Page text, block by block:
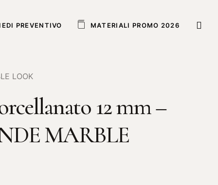
PREVENTIVO MAT ERIALI PROMO 2026
LOOK
12 mm –
MARBLE